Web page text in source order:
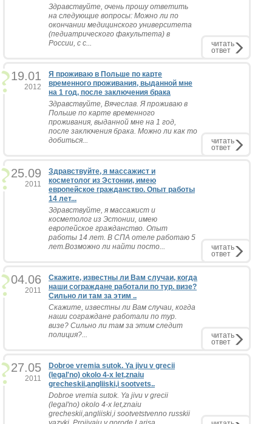
Здравствуйте, очень прошу ответить
на следующие вопросы: Можно ли по
окончании медицинского университета
(педиатрического факультета) в
России, с с...
читать
ответ
19.01
2012
Я проживаю в Польше по карте
временного проживания, выданной мне
на 1 год, после заключения брака
Здравствуйте, Вячеслав. Я проживаю в
Польше по карте временного
проживания, выданной мне на 1 год,
после заключения брака. Можно ли как то
добиться...
читать
ответ
25.09
2011
Здравствуйте, я массажист и
косметолог из Эстонии, имею
европейское гражданство. Опыт работы
14 лет...
Здравствуйте, я массажист и
косметолог из Эстонии, имею
европейское гражданство. Опыт
работы 14 лет. В СПА отеле работаю 5
лет.Возможно ли найти посто...
читать
ответ
04.06
2011
Скажите, известны ли Вам случаи, когда
наши сограждане работали по тур. визе?
Сильно ли там за этим ..
Скажите, известны ли Вам случаи, когда
наши сограждане работали по тур.
визе? Сильно ли там за этим следит
полиция?...
читать
ответ
27.05
2011
Dobroe vremia sutok. Ya jivu v grecii
(legal'no) okolo 4-x let,znaiu
grecheskii,angliiski,i sootvets..
Dobroe vremia sutok. Ya jivu v grecii
(legal'no) okolo 4-x let,znaiu
grecheskii,angliiski,i sootvetstvenno russkii